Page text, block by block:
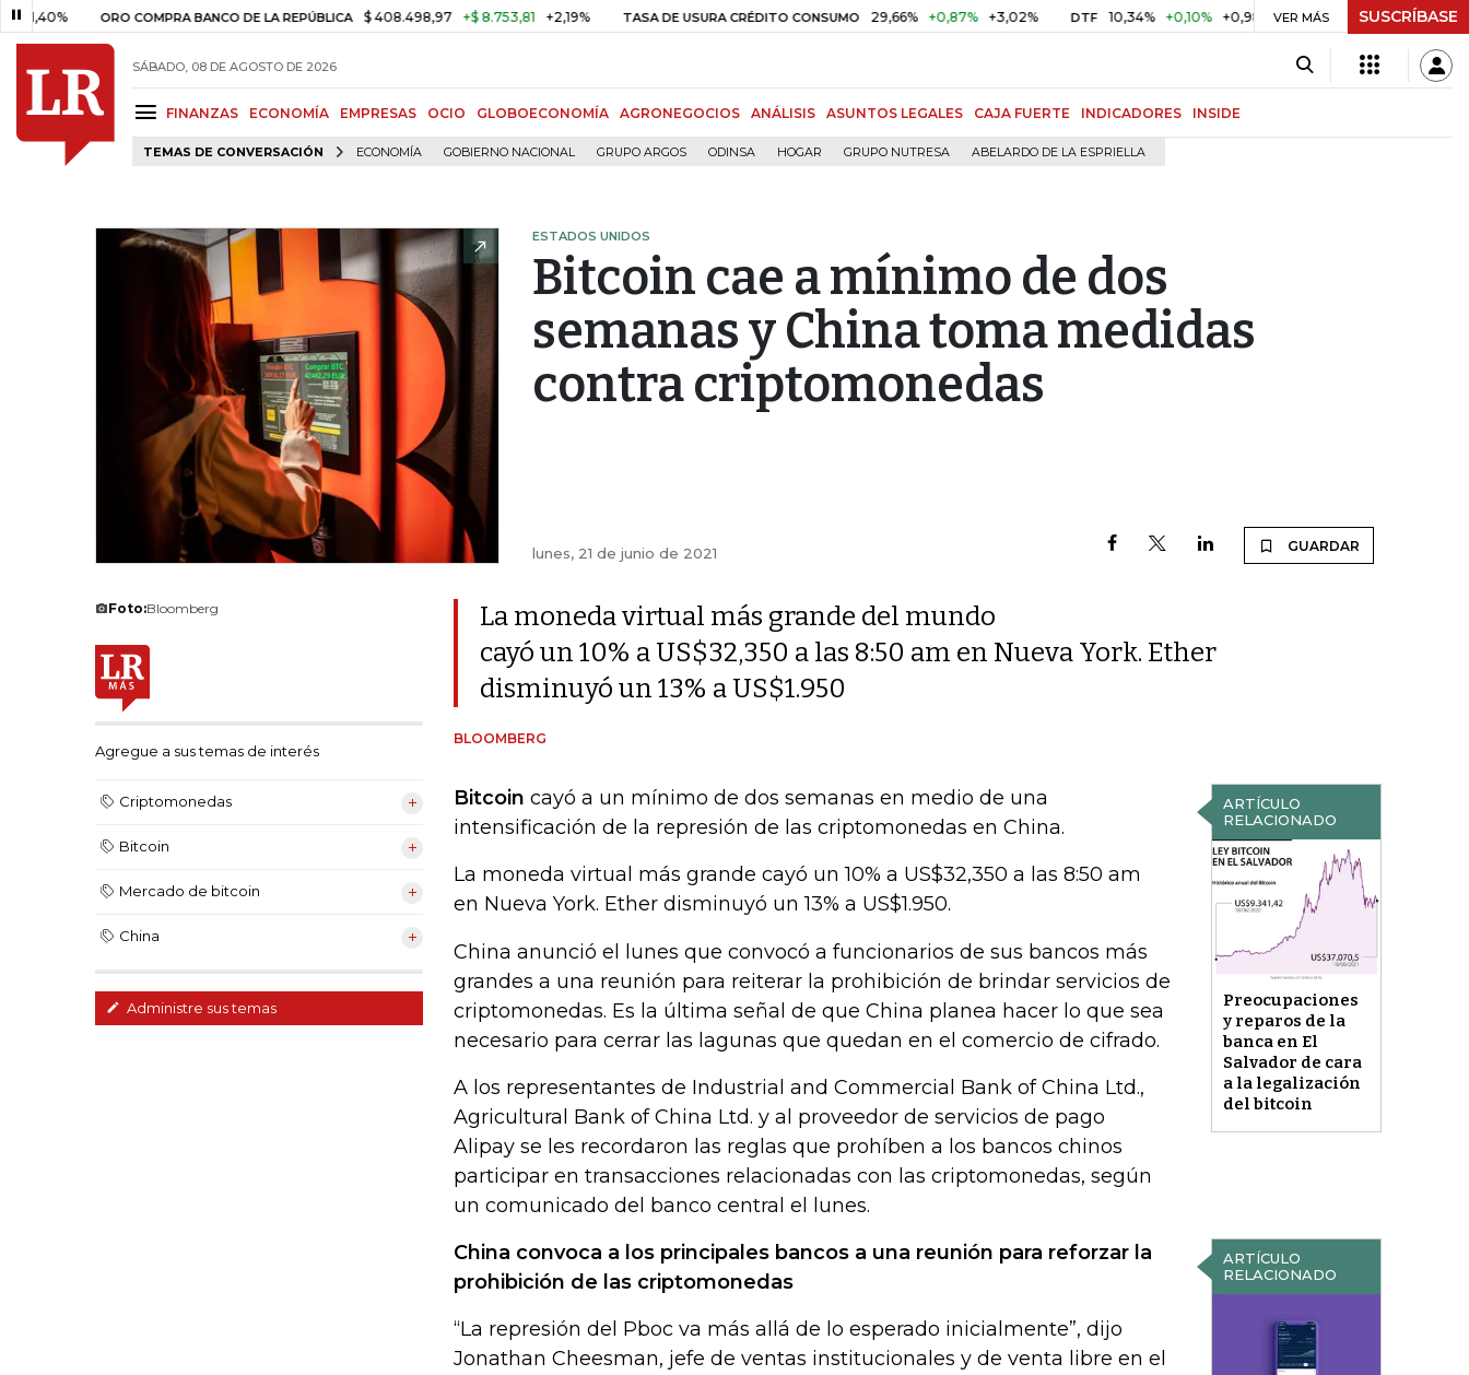
ORO COMPRA BANCO DE LA REPÚBLICA $ 408.498,97 +$ 8.753,81 +2,19% TASA DE USURA CRÉDITO CONSUMO 29,66% +0,87% +3,02% DTF 10,34% +0,10% +0,98% UVR $ 417,01 +$ 0,05 +0,01%
VER MÁS SUSCRÍBASE
SÁBADO, 08 DE AGOSTO DE 2026
FINANZAS ECONOMÍA EMPRESAS OCIO GLOBOECONOMÍA AGRONEGOCIOS ANÁLISIS ASUNTOS LEGALES CAJA FUERTE INDICADORES INSIDE
TEMAS DE CONVERSACIÓN ECONOMÍA GOBIERNO NACIONAL GRUPO ARGOS ODINSA HOGAR GRUPO NUTRESA ABELARDO DE LA ESPRIELLA
ESTADOS UNIDOS
Bitcoin cae a mínimo de dos
semanas y China toma medidas
contra criptomonedas
lunes, 21 de junio de 2021 GUARDAR
Foto:Bloomberg
Agregue a sus temas de interés
Criptomonedas
Bitcoin
Mercado de bitcoin
China
Administre sus temas
La moneda virtual más grande del mundo
cayó un 10% a US$32,350 a las 8:50 am en Nueva York. Ether
disminuyó un 13% a US$1.950
BLOOMBERG
ARTÍCULO
RELACIONADO
Preocupaciones
y reparos de la
banca en El
Salvador de cara
a la legalización
del bitcoin
Bitcoin cayó a un mínimo de dos semanas en medio de una
intensificación de la represión de las criptomonedas en China.
La moneda virtual más grande cayó un 10% a US$32,350 a las 8:50 am
en Nueva York. Ether disminuyó un 13% a US$1.950.
China anunció el lunes que convocó a funcionarios de sus bancos más
grandes a una reunión para reiterar la prohibición de brindar servicios de
criptomonedas. Es la última señal de que China planea hacer lo que sea
necesario para cerrar las lagunas que quedan en el comercio de cifrado.
A los representantes de Industrial and Commercial Bank of China Ltd.,
Agricultural Bank of China Ltd. y al proveedor de servicios de pago
Alipay se les recordaron las reglas que prohíben a los bancos chinos
participar en transacciones relacionadas con las criptomonedas, según
un comunicado del banco central el lunes.
ARTÍCULO
RELACIONADO
China convoca a los principales bancos a una reunión para reforzar la
prohibición de las criptomonedas
“La represión del Pboc va más allá de lo esperado inicialmente”, dijo
Jonathan Cheesman, jefe de ventas institucionales y de venta libre en el